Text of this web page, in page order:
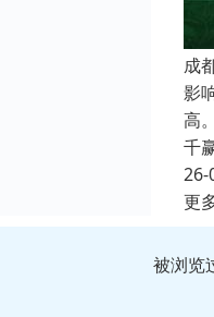
成
影
高
千
26-
更
被浏览